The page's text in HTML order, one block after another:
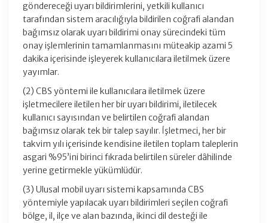
göndereceği uyarı bildirimlerini, yetkili kullanıcı
tarafından sistem aracılığıyla bildirilen coğrafi alandan
bağımsız olarak uyarı bildirimi onay sürecindeki tüm
onay işlemlerinin tamamlanmasını müteakip azami 5
dakika içerisinde işleyerek kullanıcılara iletilmek üzere
yayımlar.
(2) CBS yöntemi ile kullanıcılara iletilmek üzere
işletmecilere iletilen her bir uyarı bildirimi, iletilecek
kullanıcı sayısından ve belirtilen coğrafi alandan
bağımsız olarak tek bir talep sayılır. İşletmeci, her bir
takvim yılı içerisinde kendisine iletilen toplam taleplerin
asgari %95’ini birinci fıkrada belirtilen süreler dâhilinde
yerine getirmekle yükümlüdür.
(3) Ulusal mobil uyarı sistemi kapsamında CBS
yöntemiyle yapılacak uyarı bildirimleri seçilen coğrafi
bölge, il, ilçe ve alan bazında, ikinci dil desteği ile